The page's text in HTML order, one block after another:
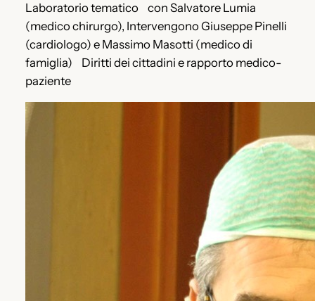
Laboratorio tematico con Salvatore Lumia
(medico chirurgo), Intervengono Giuseppe Pinelli
(cardiologo) e Massimo Masotti (medico di
famiglia) Diritti dei cittadini e rapporto medico-
paziente